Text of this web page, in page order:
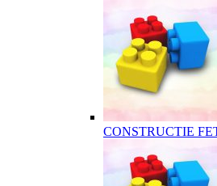
CONSTRUCTIE